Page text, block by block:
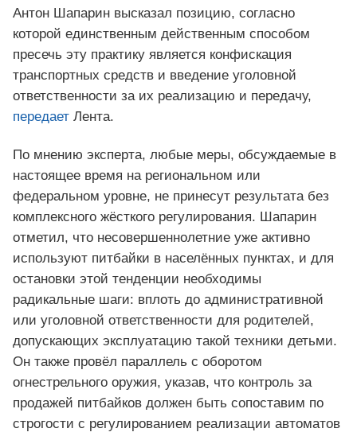
Антон Шапарин высказал позицию, согласно
которой единственным действенным способом
пресечь эту практику является конфискация
транспортных средств и введение уголовной
ответственности за их реализацию и передачу,
передает Лента.
По мнению эксперта, любые меры, обсуждаемые в
настоящее время на региональном или
федеральном уровне, не принесут результата без
комплексного жёсткого регулирования. Шапарин
отметил, что несовершеннолетние уже активно
используют питбайки в населённых пунктах, и для
остановки этой тенденции необходимы
радикальные шаги: вплоть до административной
или уголовной ответственности для родителей,
допускающих эксплуатацию такой техники детьми.
Он также провёл параллель с оборотом
огнестрельного оружия, указав, что контроль за
продажей питбайков должен быть сопоставим по
строгости с регулированием реализации автоматов